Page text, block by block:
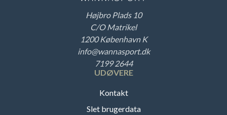
Højbro Plads 10
C/O Matrikel
1200 København K
info@wannasport.dk
7199 2644
UDØVERE
Kontakt
Slet brugerdata